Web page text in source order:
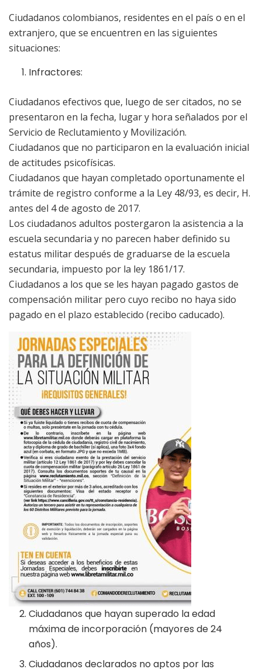
Ciudadanos colombianos, residentes en el país o en el
extranjero, que se encuentren en las siguientes
situaciones:
Infractores:
Ciudadanos efectivos que, luego de ser citados, no se
presentaron en la fecha, lugar y hora señalados por el
Servicio de Reclutamiento y Movilización.
Ciudadanos que no participaron en la evaluación inicial
de actitudes psicofísicas.
Ciudadanos que hayan completado oportunamente el
trámite de registro conforme a la Ley 48/93, es decir, H.
antes del 4 de agosto de 2017.
Los ciudadanos adultos postergaron la asistencia a la
escuela secundaria y no parecen haber definido su
estatus militar después de graduarse de la escuela
secundaria, impuesto por la ley 1861/17.
Ciudadanos a los que se les hayan pagado gastos de
compensación militar pero cuyo recibo no haya sido
pagado en el plazo establecido (recibo caducado).
Ciudadanos que hayan superado la edad
máxima de incorporación (mayores de 24
años).
Ciudadanos declarados no aptos por las